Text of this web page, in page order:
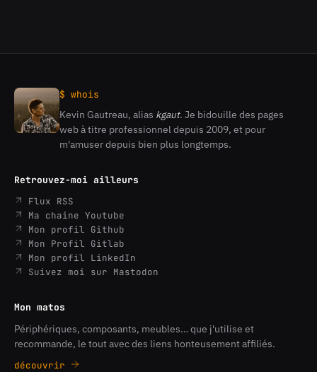
$ whois
Kevin
Gautreau
Kevin Gautreau, alias kgaut. Je bidouille des pages
web à titre professionnel depuis 2009, et pour
m'amuser depuis bien plus longtemps.
Retrouvez-moi ailleurs
Flux RSS
Ma chaine Youtube
Mon profil Github
Mon Profil Gitlab
Mon profil LinkedIn
Suivez moi sur Mastodon
Mon matos
Périphériques, composants, meubles… que j'utilise et
recommande, le tout avec des liens honteusement affiliés.
découvrir